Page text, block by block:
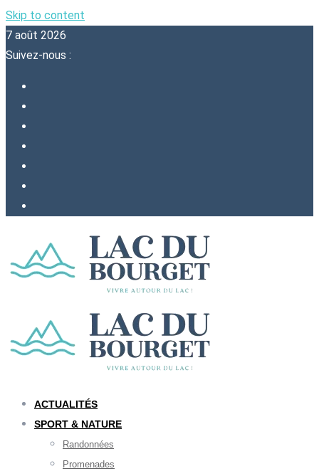
Skip to content
7 août 2026
Suivez-nous :
ACTUALITÉS
SPORT & NATURE
Randonnées
Promenades